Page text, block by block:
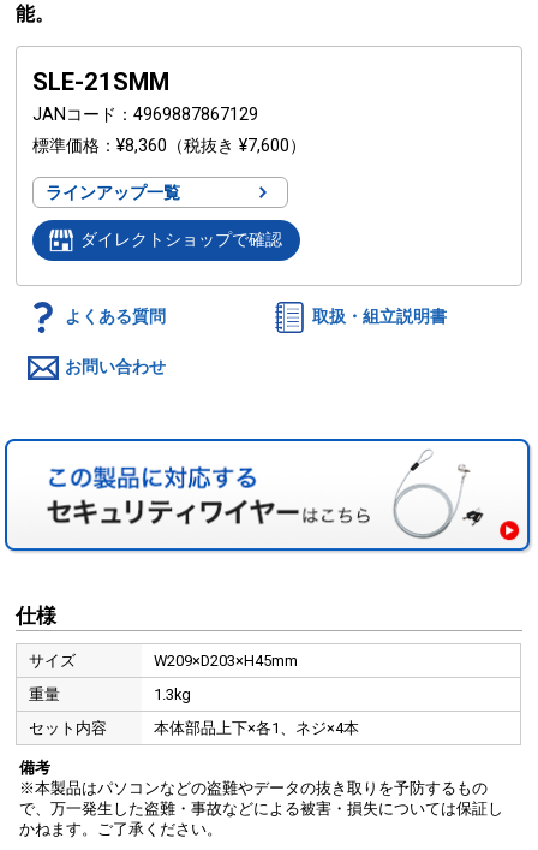
能。
SLE-21SMM
JANコード
4969887867129
標準価格
¥8,360 （税抜き ¥7,600）
ラインアップ一覧
ダイレクトショップで確認
よくある質問 取扱・組立説明書
お問い合わせ
仕様
サイズ
W209×D203×H45mm
重量
1.3kg
セット内容
本体部品上下×各1、ネジ×4本
備考
※本製品はパソコンなどの盗難やデータの抜き取りを予防するもの
で、万一発生した盗難・事故などによる被害・損失については保証し
かねます。ご了承ください。